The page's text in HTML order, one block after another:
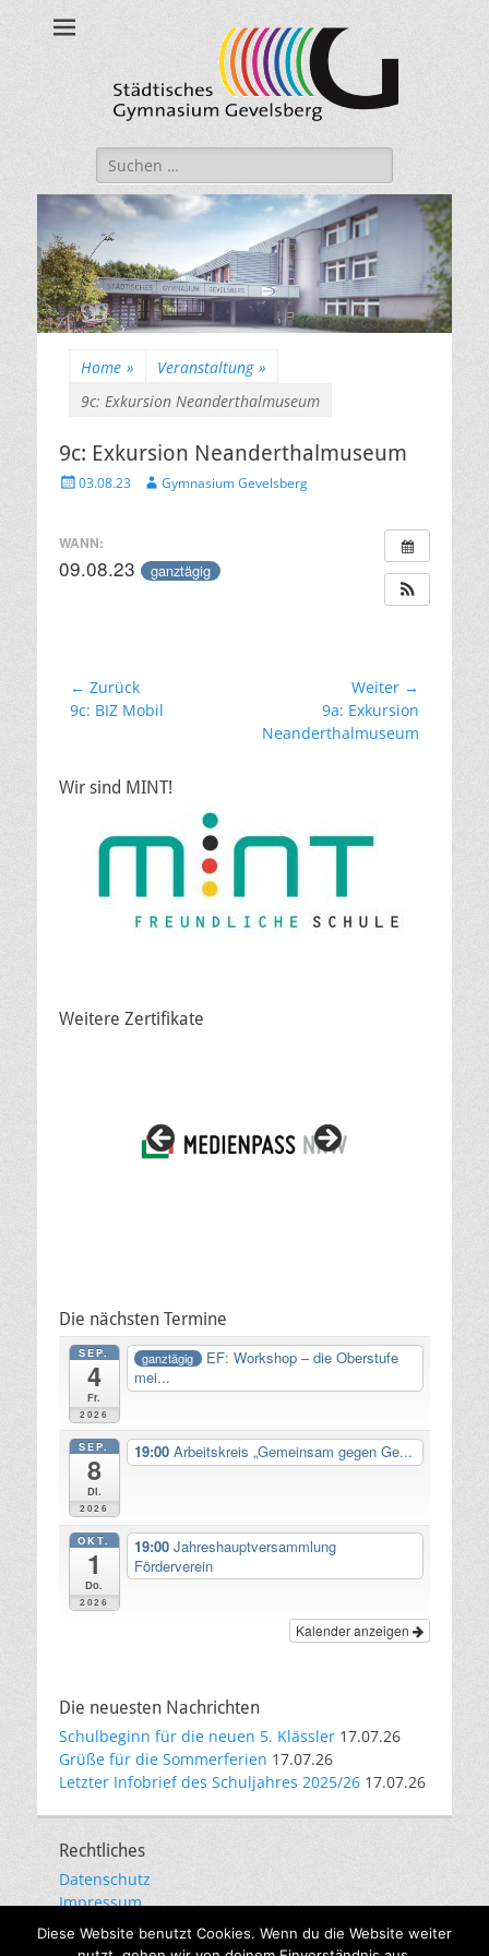
Städtisches
Gymnasium
Gevelsberg
Suche
nach:
Home » Veranstaltung »
9c: Exkursion Neanderthalmuseum
9c: Exkursion Neanderthalmuseum
Veröffentlicht
03.08.23 AutorGymnasium Gevelsberg
WANN:
09.08.23 ganztägig
Beitragsnavigation
← Zurück
Vorheriger
9c: BIZ Mobil
Weiter →
Beitrag:
9a: Exkursion
Neanderthalmuseum
Wir sind MINT!
Weitere Zertifikate
Die nächsten Termine
SEP.
4
Fr.
2026
ganztägig
EF: Workshop – die Oberstufe
mei...
SEP.
8
Di.
2026
19:00 Arbeitskreis „Gemeinsam gegen Ge...
OKT.
1
Do.
2026
19:00 Jahreshauptversammlung
Förderverein
Kalender anzeigen
Die neuesten Nachrichten
Schulbeginn für die neuen 5. Klässler 17.07.26
Grüße für die Sommerferien 17.07.26
Letzter Infobrief des Schuljahres 2025/26 17.07.26
Rechtliches
Datenschutz
Impressum
E-Mail-Kommunikation
Diese Website benutzt Cookies. Wenn du die Website weiter